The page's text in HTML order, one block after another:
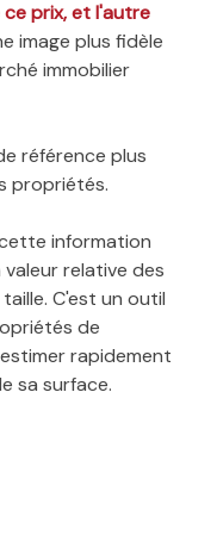
prix, et l'autre
image plus fidèle
immobilier
référence plus
propriétés.
information
relative des
C'est un outil
de
rapidement
sa surface.